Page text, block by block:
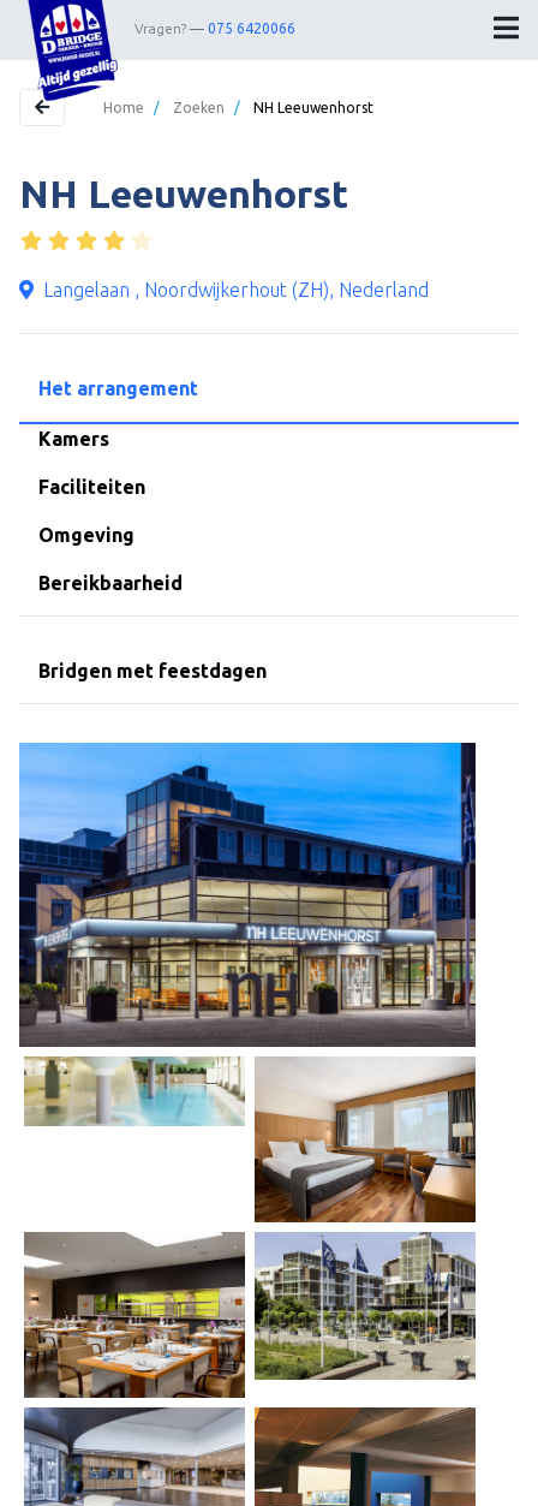
Vragen? 075 6420066
Home
Bestemmingen
Theater
Webshop
Nieuwsbrief
Contact
Wedstrijdleiders
Over Dekker-Bridge
Home / Zoeken / NH Leeuwenhorst
NH Leeuwenhorst
Langelaan , Noordwijkerhout (ZH), Nederland
Het arrangement
Kamers
Faciliteiten
Omgeving
Bereikbaarheid
Bridgen met feestdagen